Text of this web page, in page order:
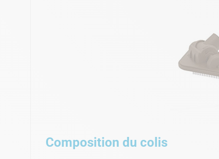
Composition du colis